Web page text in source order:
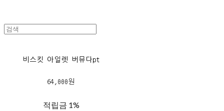
비스킷 아일렛 버뮤다pt
64,000원
적립금 1%